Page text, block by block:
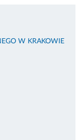
W KRAKOWIE